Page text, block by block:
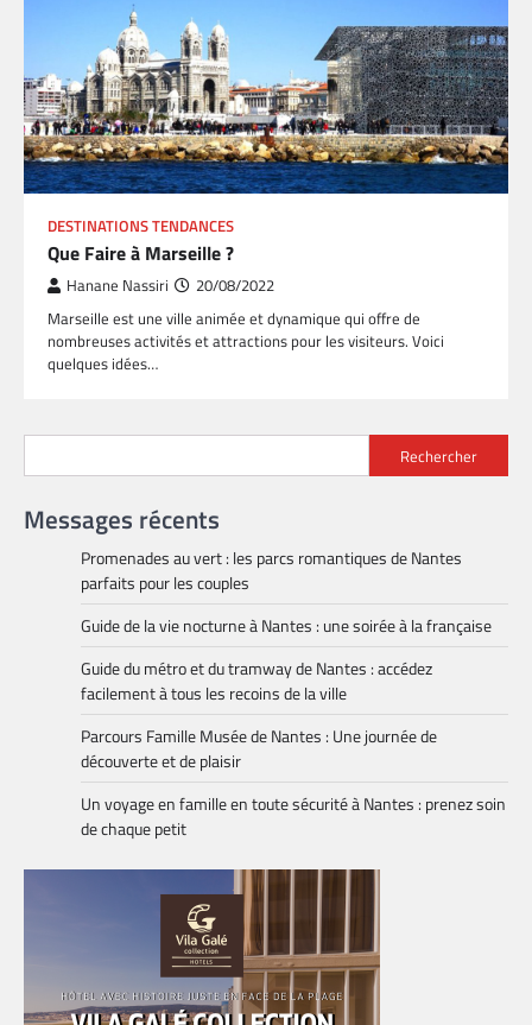
DESTINATIONS TENDANCES
Que Faire à Marseille ?
Hanane Nassiri 20/08/2022
Marseille est une ville animée et dynamique qui offre de
nombreuses activités et attractions pour les visiteurs. Voici
quelques idées…
Rechercher
Messages récents
Promenades au vert : les parcs romantiques de Nantes
parfaits pour les couples
Guide de la vie nocturne à Nantes : une soirée à la française
Guide du métro et du tramway de Nantes : accédez
facilement à tous les recoins de la ville
Parcours Famille Musée de Nantes : Une journée de
découverte et de plaisir
Un voyage en famille en toute sécurité à Nantes : prenez soin
de chaque petit